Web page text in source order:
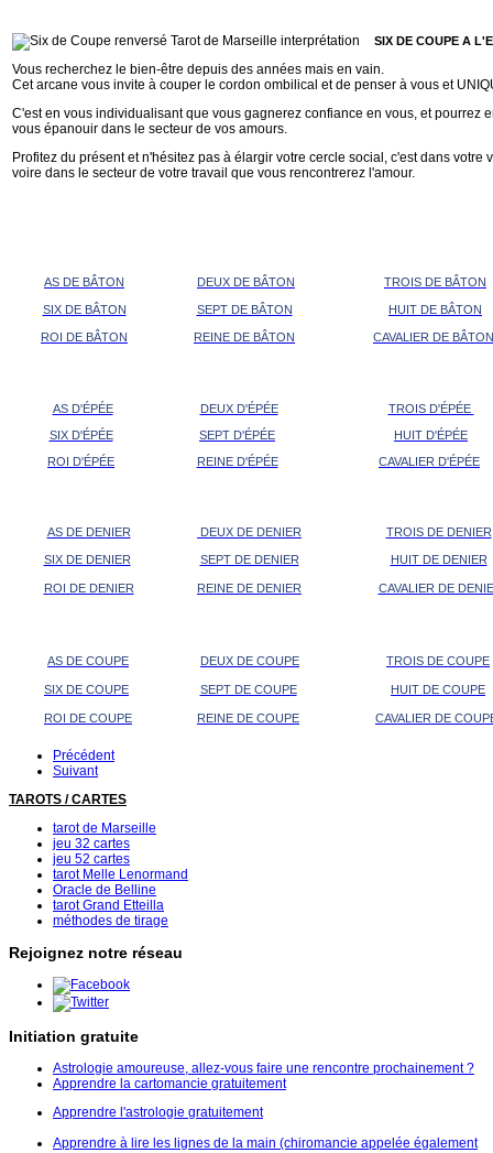
SIX DE COUPE A
Vous recherchez le bien-être depuis des années mais en vain.
Cet arcane vous invite à couper le cordon ombilical et de penser à vous et
C'est en vous individualisant que vous gagnerez confiance en vous, et pourrez
vous épanouir dans le secteur de vos amours.
Profitez du présent et n'hésitez pas à élargir votre cercle social, c'est dans votre
voire dans le secteur de votre travail que vous rencontrerez l'amour.
AS DE BÂTON DEUX DE BÂTON TROIS DE BÂTON
SIX DE BÂTON SEPT DE BÂTON HUIT DE BÂTON
ROI DE BÂTON REINE DE BÂTON CAVALIER DE BÂTON
AS D'ÉPÉE DEUX D'ÉPÉE
TROIS D'ÉPÉE
SIX D'ÉPÉE
SEPT D'ÉPÉE
HUIT D'ÉPÉE
ROI D'ÉPÉE
REINE D'ÉPÉE CAVALIER D'ÉPÉE
AS DE DENIER DEUX DE DENIER TROIS DE DENIER
SIX DE DENIER SEPT DE DENIER HUIT DE DENIER
ROI DE DENIER REINE DE DENIER CAVALIER DE
AS DE COUPE DEUX DE COUPE TROIS DE COUPE
SIX DE COUPE SEPT DE COUPE HUIT DE COUPE
ROI DE COUPE REINE DE COUPE CAVALIER DE
Précédent
Suivant
TAROTS / CARTES
tarot de Marseille
jeu 32 cartes
jeu 52 cartes
tarot Melle Lenormand
Oracle de Belline
tarot Grand Etteilla
méthodes de tirage
Rejoignez notre réseau
Initiation gratuite
Astrologie amoureuse, allez-vous faire une rencontre prochainement ?
Apprendre la cartomancie gratuitement
Apprendre l'astrologie gratuitement
Apprendre à lire les lignes de la main (chiromancie appelée également